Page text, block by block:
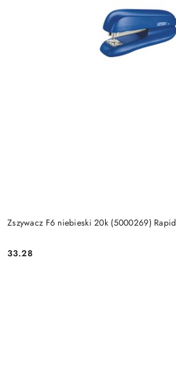
Zszywacz F6 niebieski 20k (5000269) Rapid
Cena:
33.28